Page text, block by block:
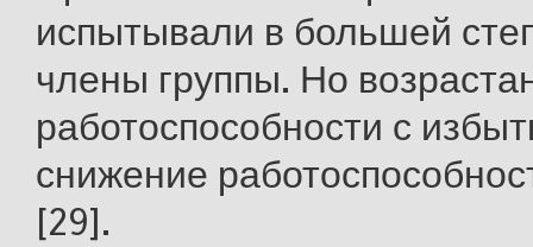
испытывали в большей
члены группы. Но
работоспособности с
снижение
[29].